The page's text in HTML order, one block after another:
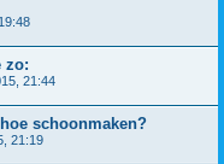
zo:
21:44
schoonmaken?
21:19